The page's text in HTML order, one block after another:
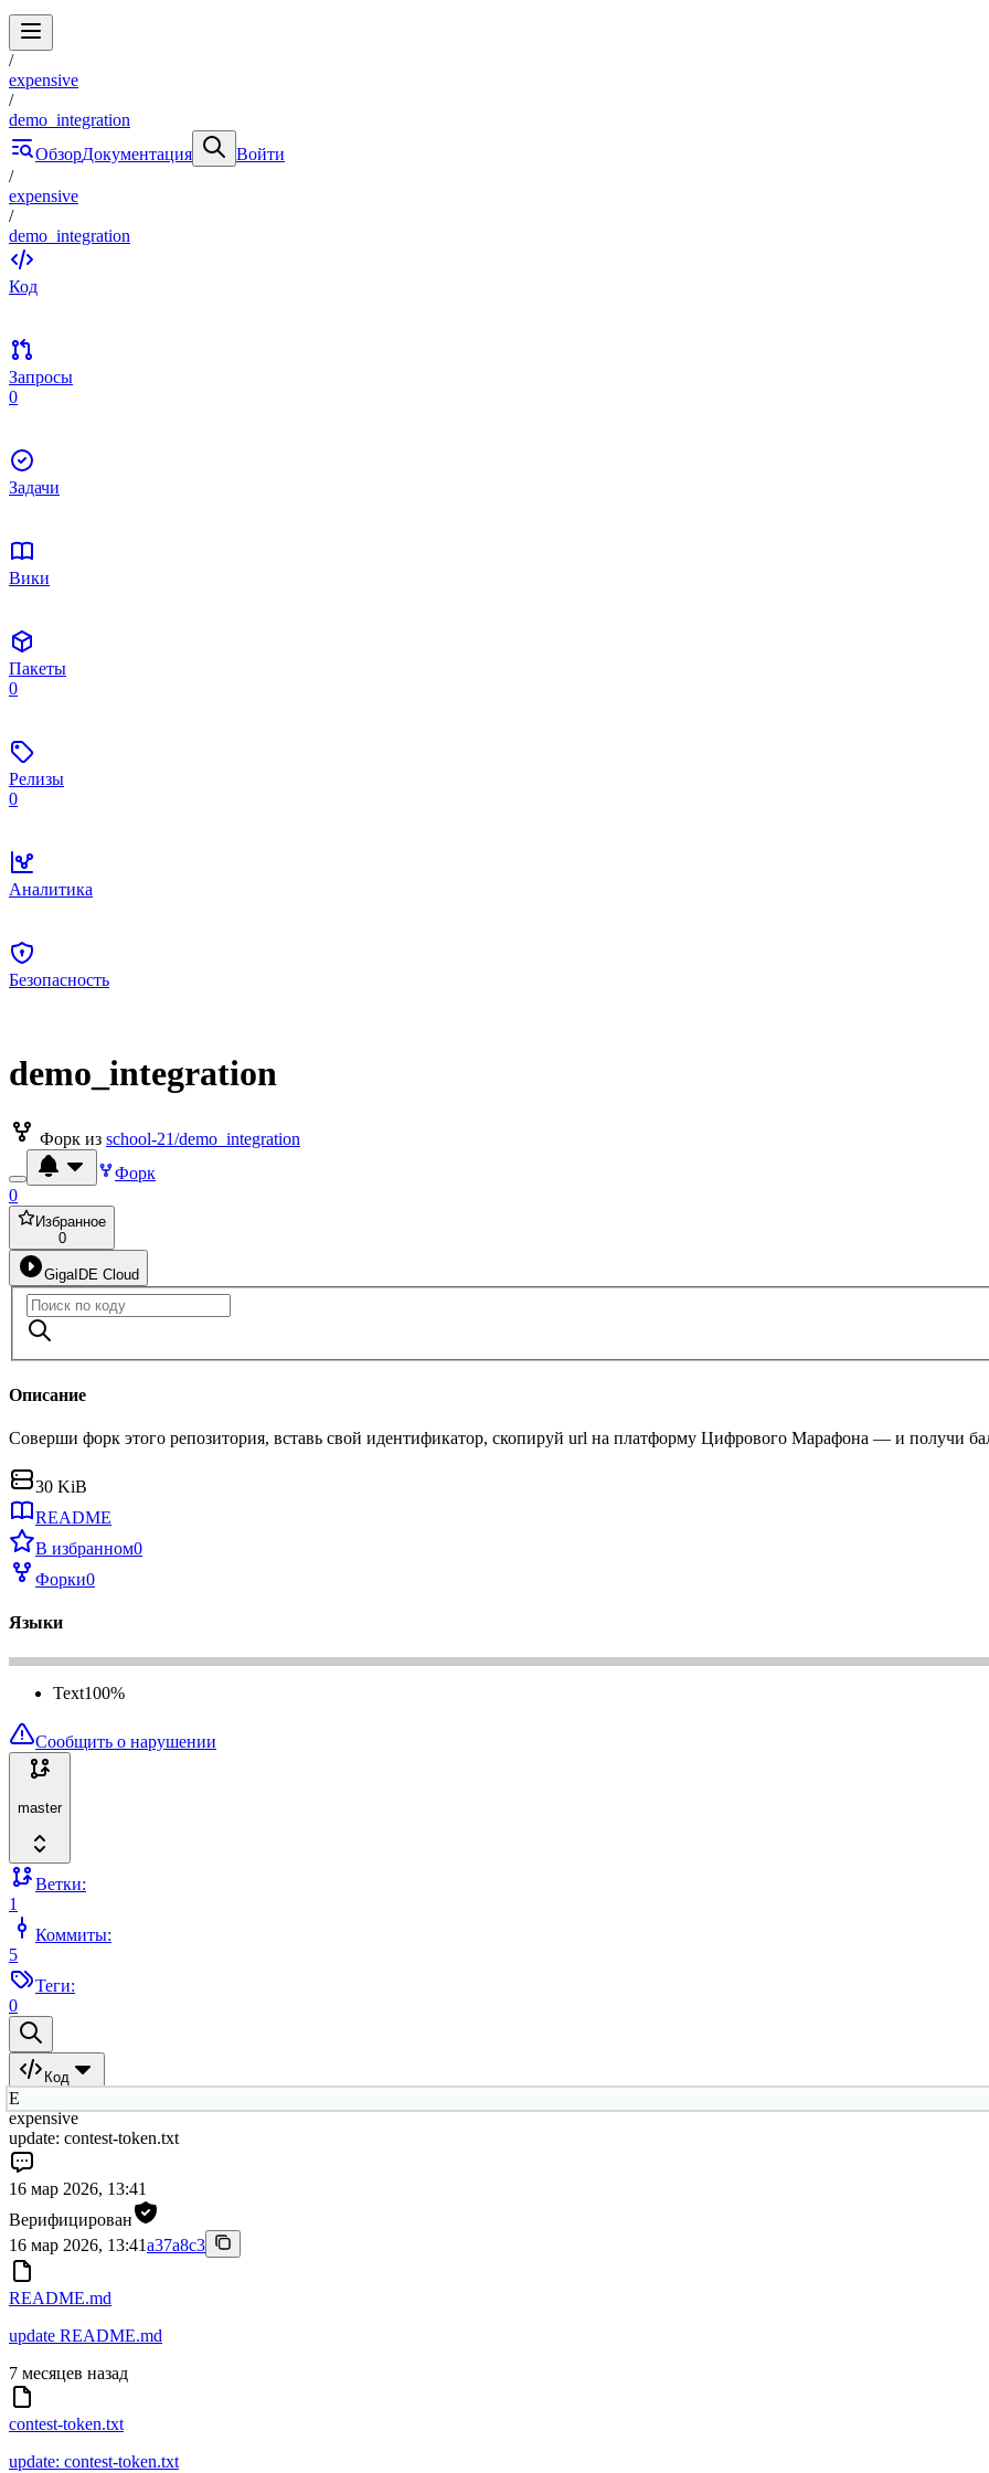
/
expensive
/
demo_integration
ОбзорДокументация
Войти
/
expensive
/
demo_integration
Код
Запросы
0
Задачи
Вики
Пакеты
0
Релизы
0
Аналитика
Безопасность
demo_integration
Форк из school-21/demo_integration
Форк
0
Избранное
0
GigaIDE Cloud
Описание
Соверши форк этого репозитория, вставь свой идентификатор, скопируй url на платформу Цифрового Марафона — и получи
30 KiB
README
В избранном0
Форки0
Языки
Text100%
Сообщить о нарушении
master
Ветки:
1
Коммиты:
5
Теги:
0
Код
E
expensive
update: contest-token.txt
16 мар 2026, 13:41
Верифицирован
16 мар 2026, 13:41a37a8c3
README.md
update README.md
7 месяцев назад
contest-token.txt
update: contest-token.txt